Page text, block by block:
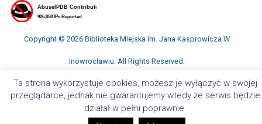
Copyright © 2026 Biblioteka Miejska Im. Jana Kasprowicza W
Inowrocławiu. All Rights Reserved.
Ta strona wykorzystuje cookies, możesz je wyłączyć w swojej
przeglądarce, jednak nie gwarantujemy wtedy że serwis będzie
działał w pełni poprawnie.